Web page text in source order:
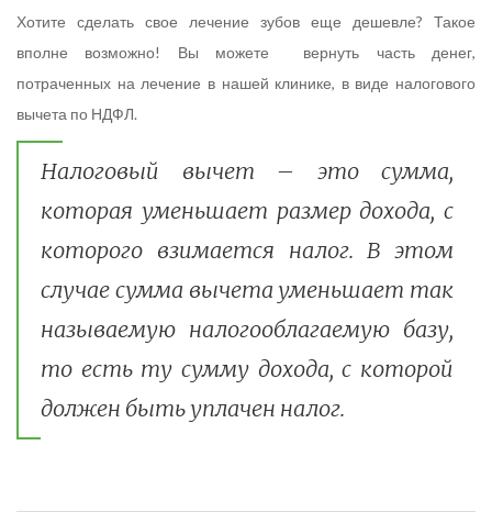
Хотите сделать свое лечение зубов еще дешевле? Такое
вполне возможно! Вы можете вернуть часть денег,
потраченных на лечение в нашей клинике, в виде налогового
вычета по НДФЛ.
Налоговый вычет – это сумма,
которая уменьшает размер дохода, с
которого взимается налог. В этом
случае сумма вычета уменьшает так
называемую налогооблагаемую базу,
то есть ту сумму дохода, с которой
должен быть уплачен налог.